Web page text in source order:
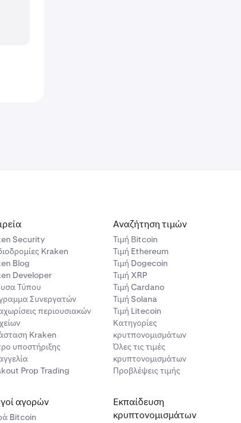
Security
Kraken
Blog
Developer
Τύπου
Συνεργατών
περιουσιακών
Kraken
υποστήριξης
Prop Trading
Αναζήτηση τιμών
Τιμή Βitcoin
Τιμή Ethereum
Τιμή Dogecoin
Τιμή XRP
Τιμή Cardano
Τιμή Solana
Τιμή Litecoin
Κατηγορίες
κρυτπονομισμάτων
Όλες τις τιμές
κρυπτονομισμάτων
Προβλέψεις τιμής
αγορών
Bitcoin
Εκπαίδευση
κρυπτονομισμάτων